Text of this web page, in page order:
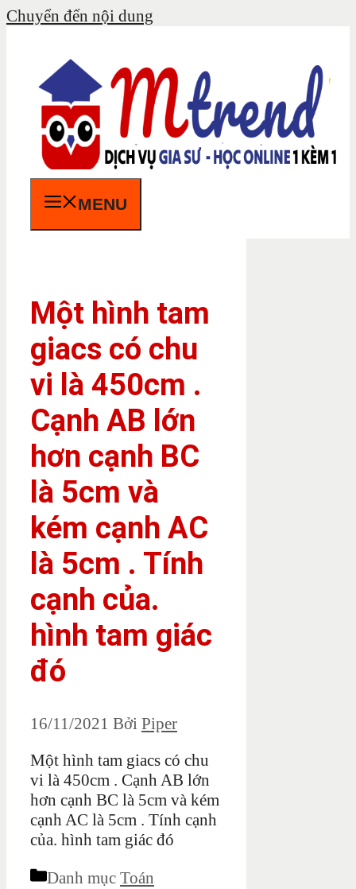
Chuyển đến nội dung
MENU
Một hình tam
giacs có chu
vi là 450cm .
Cạnh AB lớn
hơn cạnh BC
là 5cm và
kém cạnh AC
là 5cm . Tính
cạnh của.
hình tam giác
đó
16/11/2021 Bởi Piper
Một hình tam giacs có chu
vi là 450cm . Cạnh AB lớn
hơn cạnh BC là 5cm và kém
cạnh AC là 5cm . Tính cạnh
của. hình tam giác đó
Danh mục Toán